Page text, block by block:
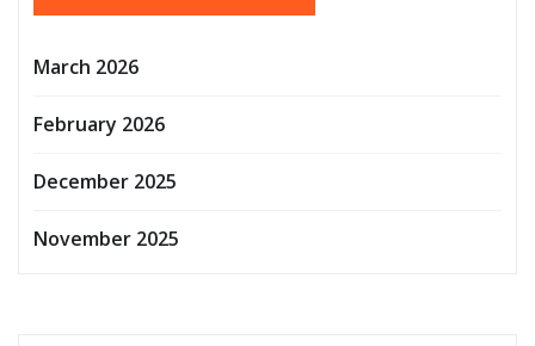
March 2026
February 2026
December 2025
November 2025